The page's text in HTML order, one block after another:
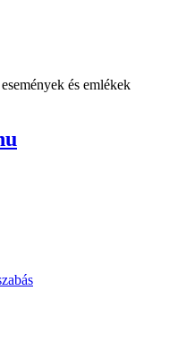
és emlékek